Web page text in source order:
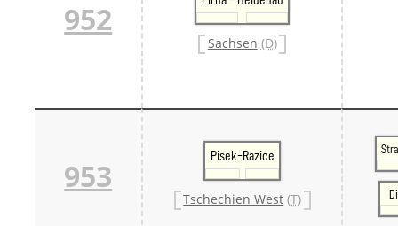
Weitere
Polen
952
Sachsen (D)
953
Pisek-Razice
Tschechien West (T)